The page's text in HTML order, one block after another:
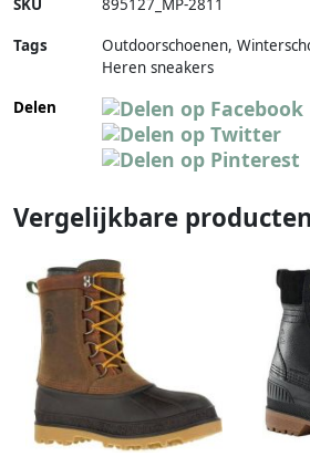
SKU 895127_MP-2811
Tags
Outdoorschoenen,
Heren sneakers
Delen
Vergelijkbare producten